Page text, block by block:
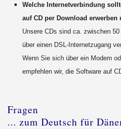
Welche Internetverbindung
auf CD per Download erwerben
Unsere CDs sind ca. zwischen
über einen DSL-Internetzugang
Wenn Sie sich über ein Modem
empfehlen wir, die Software auf
Fragen
... zum Deutsch für